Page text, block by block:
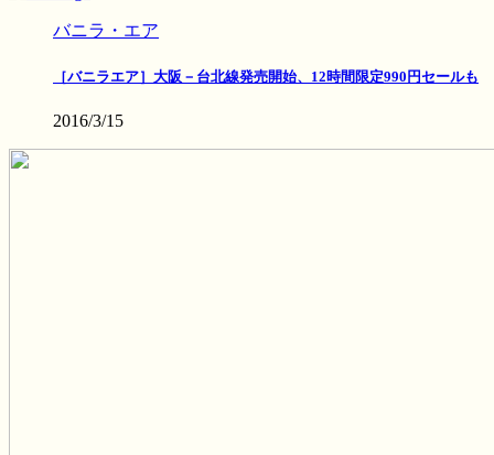
バニラ・エア
［バニラエア］大阪－台北線発売開始、12時間限定990円セールも
2016/3/15